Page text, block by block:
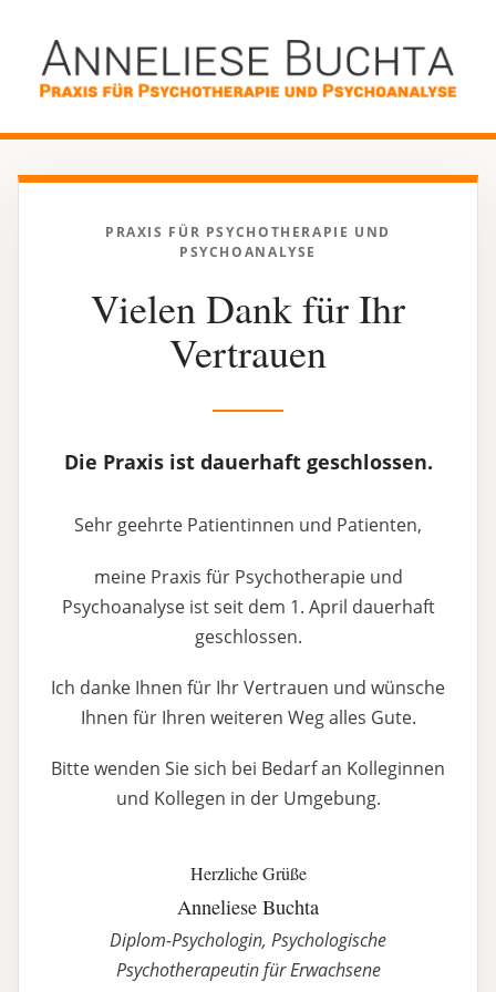
PRAXIS FÜR PSYCHOTHERAPIE UND
PSYCHOANALYSE
Vielen Dank für Ihr
Vertrauen
Die Praxis ist dauerhaft geschlossen.
Sehr geehrte Patientinnen und Patienten,
meine Praxis für Psychotherapie und
Psychoanalyse ist seit dem 1. April dauerhaft
geschlossen.
Ich danke Ihnen für Ihr Vertrauen und wünsche
Ihnen für Ihren weiteren Weg alles Gute.
Bitte wenden Sie sich bei Bedarf an Kolleginnen
und Kollegen in der Umgebung.
Herzliche Grüße
Anneliese Buchta
Diplom-Psychologin, Psychologische
Psychotherapeutin für Erwachsene